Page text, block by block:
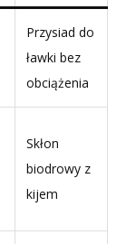
Przysiad do
ławki bez
obciążenia
Skłon
biodrowy z
kijem